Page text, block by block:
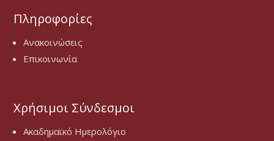
Πληροφορίες
Ανακοινώσεις
Επικοινωνία
Χρήσιμοι Σύνδεσμοι
Ακαδημαϊκό Ημερολόγιο